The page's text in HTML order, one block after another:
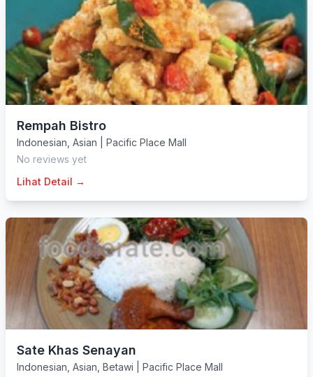
Rempah Bistro
Indonesian Asian
Pacific Place Mall
No reviews yet
Lihat Detail →
Sate Khas Senayan
Indonesian Asian Betawi
Pacific Place Mall